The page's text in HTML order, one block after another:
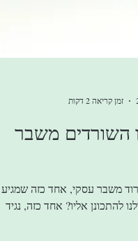
משבר
משבר עסקי, אחד כזה שמגיע
להתכונן אליו? אחד כזה, נגיד